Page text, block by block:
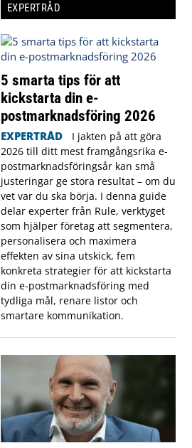
EXPERTRÅD
5 smarta tips för att
kickstarta din e-
postmarknadsföring 2026
EXPERTRÅD
I jakten på att göra
2026 till ditt mest framgångsrika e-
postmarknadsföringsår kan små
justeringar ge stora resultat – om du
vet var du ska börja. I denna guide
delar experter från Rule, verktyget
som hjälper företag att segmentera,
personalisera och maximera
effekten av sina utskick, fem
konkreta strategier för att kickstarta
din e-postmarknadsföring med
tydliga mål, renare listor och
smartare kommunikation.